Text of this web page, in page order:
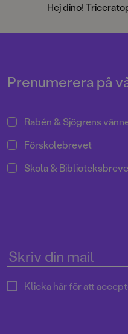
Hej dino!
Prenumerera på
Rabén & Sjögrens
Förskolebrevet
Skola &
Klicka här för att